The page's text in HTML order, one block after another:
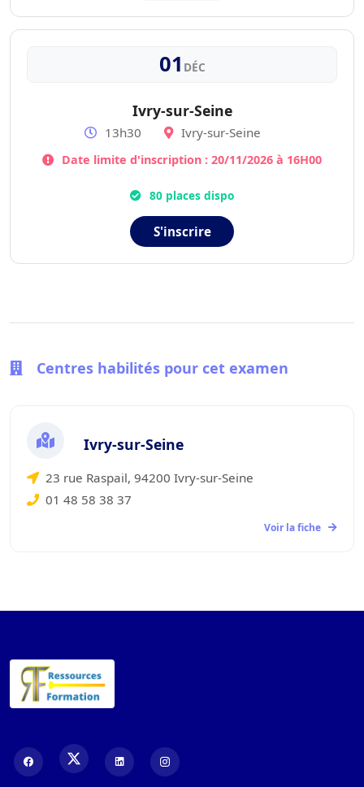
01 DÉC
Ivry-sur-Seine
13h30 Ivry-sur-Seine
Date limite d'inscription : 20/11/2026 à 16H00
80 places dispo
S'inscrire
Centres habilités pour cet examen
Ivry-sur-Seine
23 rue Raspail, 94200 Ivry-sur-Seine
01 48 58 38 37
Voir la fiche